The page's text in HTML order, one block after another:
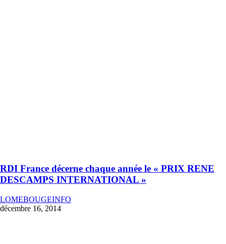
RDI France décerne chaque année le « PRIX RENE
DESCAMPS INTERNATIONAL »
LOMEBOUGEINFO
décembre 16, 2014